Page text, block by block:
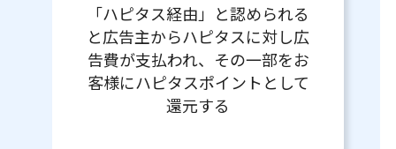
「ハピタス経由」と認められる
と広告主からハピタスに対し広
告費が支払われ、その一部をお
客様にハピタスポイントとして
還元する